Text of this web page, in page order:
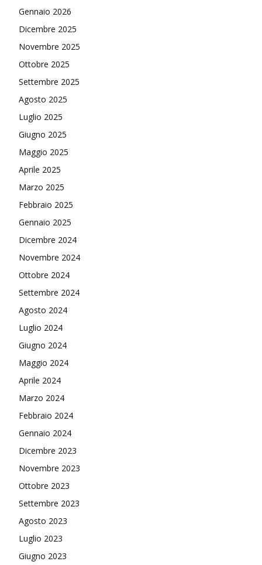
Gennaio 2026
Dicembre 2025
Novembre 2025
Ottobre 2025
Settembre 2025
Agosto 2025
Luglio 2025
Giugno 2025
Maggio 2025
Aprile 2025
Marzo 2025
Febbraio 2025
Gennaio 2025
Dicembre 2024
Novembre 2024
Ottobre 2024
Settembre 2024
Agosto 2024
Luglio 2024
Giugno 2024
Maggio 2024
Aprile 2024
Marzo 2024
Febbraio 2024
Gennaio 2024
Dicembre 2023
Novembre 2023
Ottobre 2023
Settembre 2023
Agosto 2023
Luglio 2023
Giugno 2023